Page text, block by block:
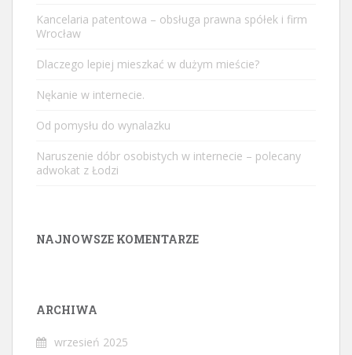
Kancelaria patentowa – obsługa prawna spółek i firm
Wrocław
Dlaczego lepiej mieszkać w dużym mieście?
Nękanie w internecie.
Od pomysłu do wynalazku
Naruszenie dóbr osobistych w internecie – polecany
adwokat z Łodzi
NAJNOWSZE KOMENTARZE
ARCHIWA
wrzesień 2025